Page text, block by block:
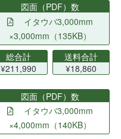
図面（PDF）数
イタウバ3,000mm
×3,000mm（135KB）
総合計
¥211,990
送料合計
¥18,860
図面（PDF）数
イタウバ3,000mm
×4,000mm（140KB）